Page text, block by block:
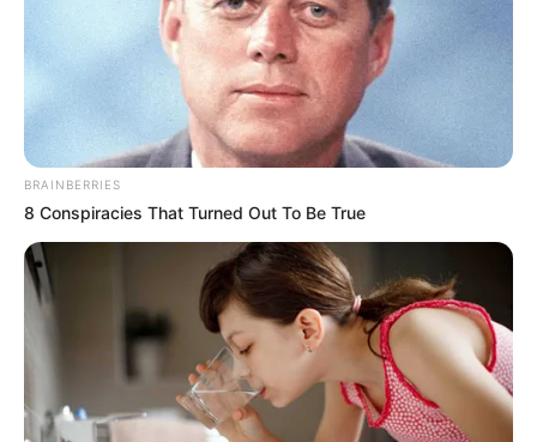
3. Meski awalnya sebagai aktor, kini Nicky Tirta lebih
dikenal publik sebagai koki. Diketahui, ia pernah
mengambil kuliah jurusan masak
BRAINBERRIES
8 Conspiracies That Turned Out To Be True